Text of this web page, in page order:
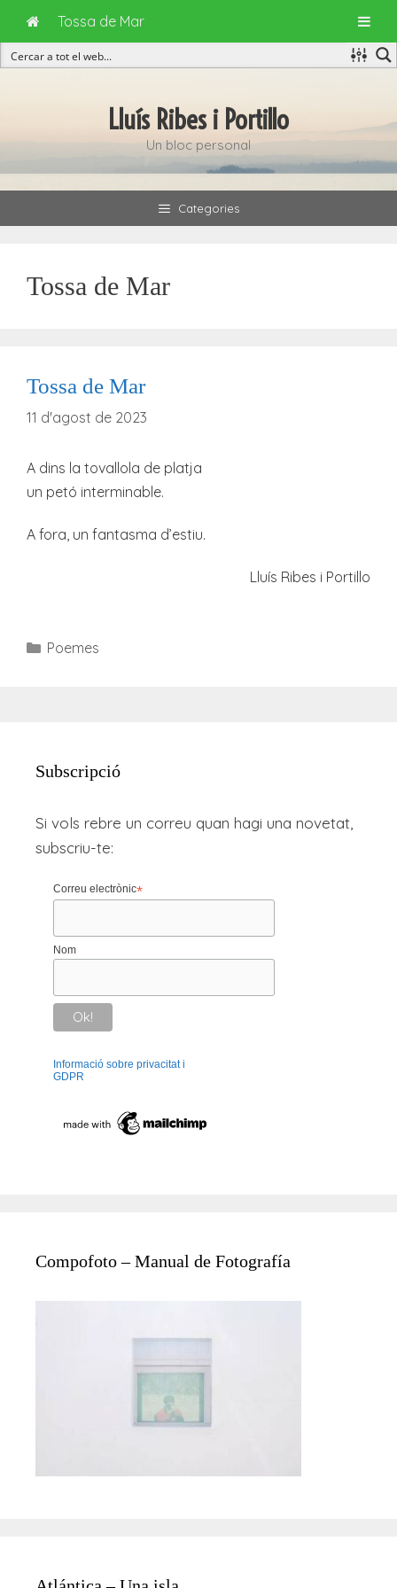
Lluís Ribes i Portillo
Un bloc personal
Categories
Tossa de Mar
Tossa de Mar
11 d'agost de 2023
A dins la tovallola de platja
un petó interminable.
A fora, un fantasma d’estiu.
Lluís Ribes i Portillo
Categories
Poemes
Subscripció
Si vols rebre un correu quan hagi una novetat,
subscriu-te:
Correu electrònic*
Nom
Informació sobre privacitat i
GDPR
Compofoto – Manual de Fotografía
Tossa de Mar